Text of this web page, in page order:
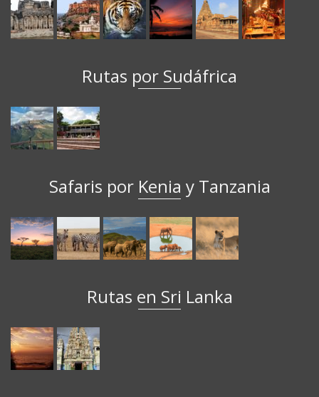
Rutas por Sudáfrica
Safaris por Kenia y Tanzania
Rutas en Sri Lanka